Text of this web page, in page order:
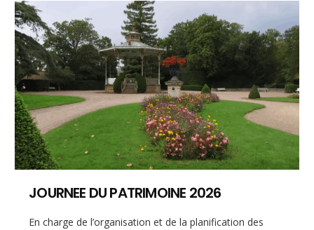
JOURNEE DU PATRIMOINE 2026
En charge de l’organisation et de la planification des